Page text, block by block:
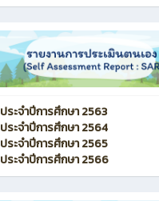
ประจำปีการศึกษา 2563
ประจำปีการศึกษา 2564
ประจำปีการศึกษา 2565
ประจำปีการศึกษา 2566